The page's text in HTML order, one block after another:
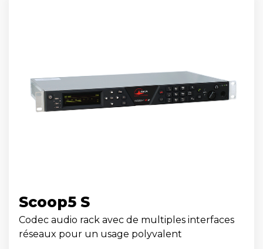
Scoop5 S
Codec audio rack avec de multiples interfaces
réseaux pour un usage polyvalent